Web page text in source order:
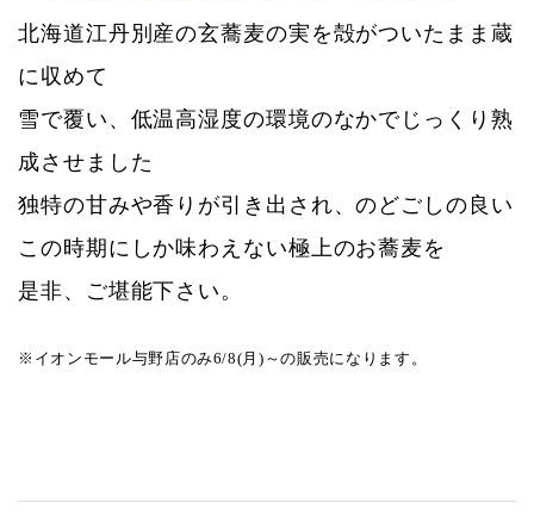
アクセス
青山本店
レイクタウン店
北海道江丹別産の玄蕎麦の実を殻がついたまま蔵
に収めて
雪で覆い、低温高湿度の環境のなかでじっくり熟
成させました
独特の甘みや香りが引き出され、のどごしの良い
この時期にしか味わえない極上のお蕎麦を
是非、ご堪能下さい。
※イオンモール与野店のみ6/8(月)～の販売になります。